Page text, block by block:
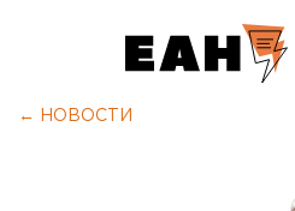
← НОВОСТИ